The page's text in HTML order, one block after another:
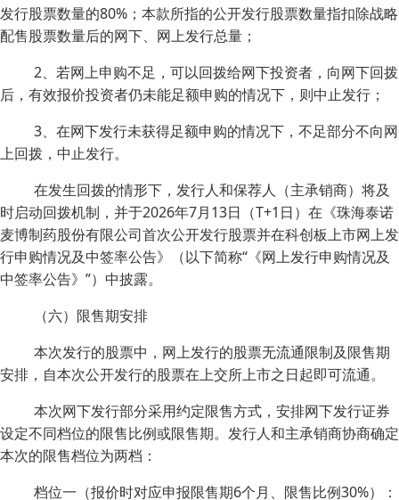
发行股票数量的80%；本款所指的公开发行股票数量指扣除战略
配售股票数量后的网下、网上发行总量；
2、若网上申购不足，可以回拨给网下投资者，向网下回拨
后，有效报价投资者仍未能足额申购的情况下，则中止发行；
3、在网下发行未获得足额申购的情况下，不足部分不向网
上回拨，中止发行。
在发生回拨的情形下，发行人和保荐人（主承销商）将及
时启动回拨机制，并于2026年7月13日（T+1日）在《珠海泰诺
麦博制药股份有限公司首次公开发行股票并在科创板上市网上发
行申购情况及中签率公告》（以下简称“《网上发行申购情况及
中签率公告》”）中披露。
（六）限售期安排
本次发行的股票中，网上发行的股票无流通限制及限售期
安排，自本次公开发行的股票在上交所上市之日起即可流通。
本次网下发行部分采用约定限售方式，安排网下发行证券
设定不同档位的限售比例或限售期。发行人和主承销商协商确定
本次的限售档位为两档：
档位一（报价时对应申报限售期6个月、限售比例30%）：